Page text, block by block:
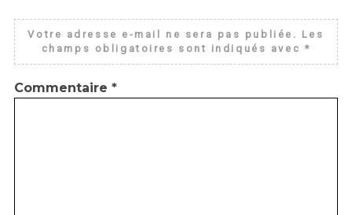
Votre adresse e-mail ne sera pas publiée. Les
champs obligatoires sont indiqués avec *
Commentaire *